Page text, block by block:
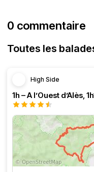
0 commentaire
Toutes les
High Side